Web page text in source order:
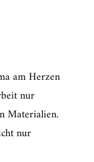
am Herzen
nur
Materialien.
nur